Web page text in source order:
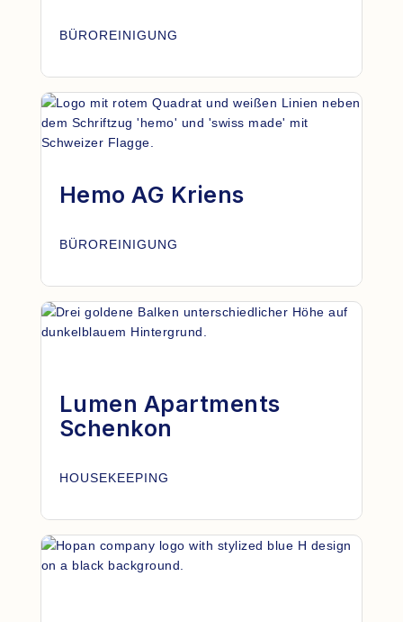
BÜROREINIGUNG
Hemo AG Kriens
BÜROREINIGUNG
Lumen Apartments
Schenkon
HOUSEKEEPING